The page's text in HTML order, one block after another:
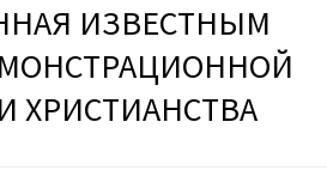
ИЗВЕСТНЫМ
ХРИСТИАНСТВА